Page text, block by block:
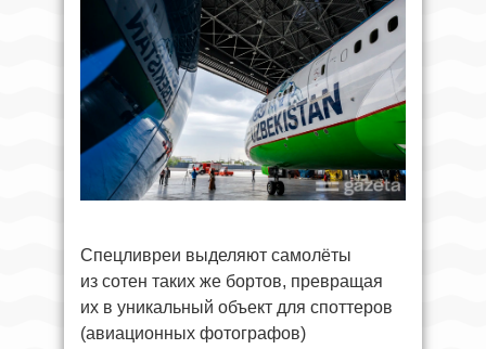
Спецливреи выделяют самолёты
из сотен таких же бортов, превращая
их в уникальный объект для споттеров
(авиационных фотографов)